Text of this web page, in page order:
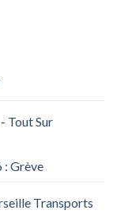
Tout Sur
: Grève
Transports